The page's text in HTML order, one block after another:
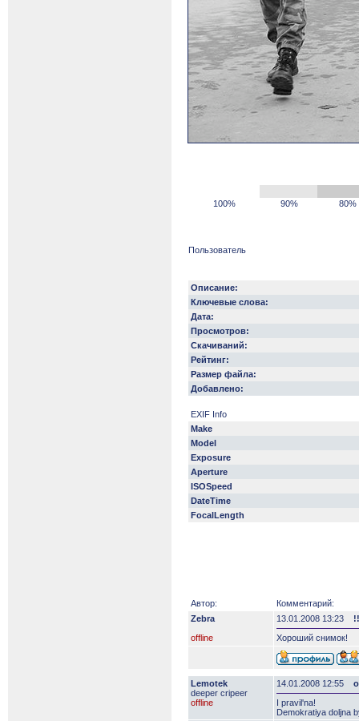
100% 90% 80%
Пользователь
Описание:
Ключевые слова:
Дата:
Просмотров:
Скачиваний:
Рейтинг:
Размер файла:
Добавлено:
EXIF Info
Make
Model
Exposure
Aperture
ISOSpeed
DateTime
FocalLength
Автор:
Комментарий:
Zebra
offline
13.01.2008 13:23
Хороший снимок!
Lemotek
deeper сripeer
offline
14.01.2008 12:55
I pravil'na!
Demokratiya doljna